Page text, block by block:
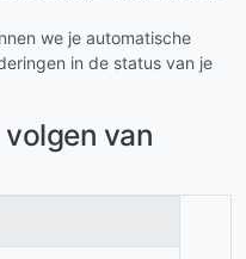
we je automatische
in de status van je
van